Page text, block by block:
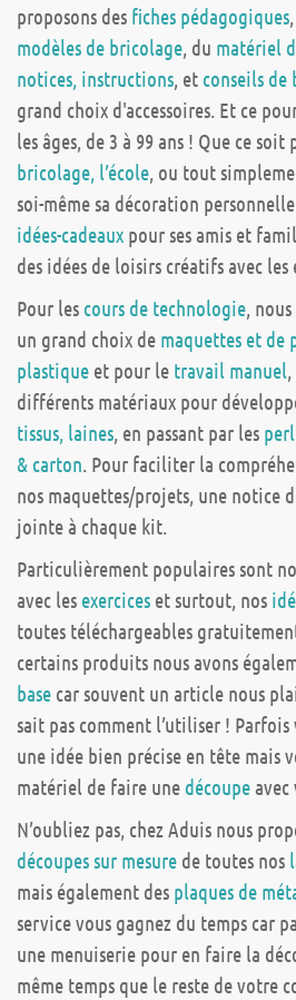
proposons des fiches pédagogiques
modèles de bricolage, du matériel
notices, instructions, et conseils de
grand choix d'accessoires. Et ce
les âges, de 3 à 99 ans ! Que ce soit
bricolage, l’école, ou tout
soi-même sa décoration
idées-cadeaux pour ses amis et
des idées de loisirs créatifs avec les
Pour les cours de technologie,
un grand choix de maquettes et de
plastique et pour le travail manuel
différents matériaux pour
tissus, laines, en passant par les
& carton. Pour faciliter la
nos maquettes/projets, une notice
jointe à chaque kit.
Particulièrement populaires sont
avec les exercices et surtout, nos
toutes téléchargeables
certains produits nous avons
base car souvent un article nous
sait pas comment l’utiliser !
une idée bien précise en tête mais
matériel de faire une découpeavec
N’oubliez pas, chez Aduis nous
découpes sur mesure de toutes nos
mais également des plaques de
service vous gagnez du temps car
une menuiserie pour en faire la
même temps que le reste de votre